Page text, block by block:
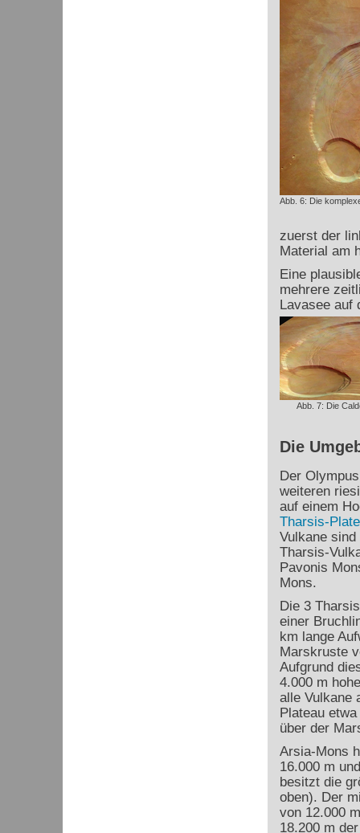
Abb. 6: Die
zuerst der
Material am
Eine
mehrere
Lavasee auf
Abb. 7: Die
Die
Der
weiteren
auf einem
Tharsis-
Vulkane sind
Tharsis-
Pavonis
Mons.
Die 3
einer
km lange
Marskruste
Aufgrund
4.000 m
alle Vulkane
Plateau
über der
Arsia-Mons
16.000 m
besitzt die
oben). Der
von 12.000
18.200 m